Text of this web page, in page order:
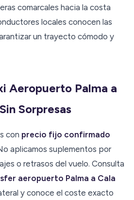
comarcales hacia la costa
locales conocen las
un trayecto cómodo y
Aeropuerto Palma a
Sorpresas
con precio fijo confirmado
aplicamos suplementos por
o retrasos del vuelo. Consulta
aeropuerto Palma a Cala
y conoce el coste exacto